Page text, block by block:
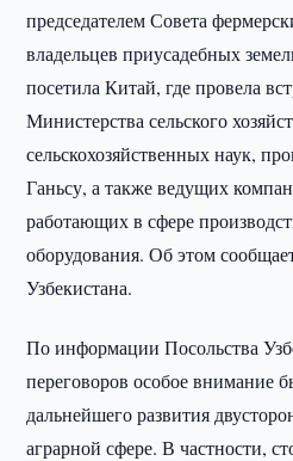
председателем Совета
владельцев приусадебных
посетила Китай, где провела
Министерства сельского
сельскохозяйственных наук,
Ганьсу, а также ведущих
работающих в сфере
оборудования. Об этом
Узбекистана.
По информации Посольства
переговоров особое внимание
дальнейшего развития
аграрной сфере. В частности,